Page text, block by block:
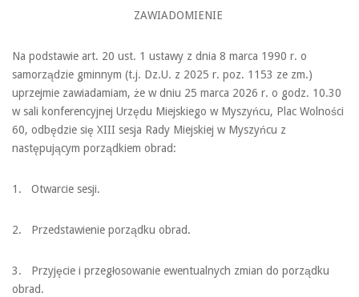
ZAWIADOMIENIE
Na podstawie art. 20 ust. 1 ustawy z dnia 8 marca 1990 r. o
samorządzie gminnym (t.j. Dz.U. z 2025 r. poz. 1153 ze zm.)
uprzejmie zawiadamiam, że w dniu 25 marca 2026 r. o godz. 10.30
w sali konferencyjnej Urzędu Miejskiego w Myszyńcu, Plac Wolności
60, odbędzie się XIII sesja Rady Miejskiej w Myszyńcu z
następującym porządkiem obrad:
1. Otwarcie sesji.
2. Przedstawienie porządku obrad.
3. Przyjęcie i przegłosowanie ewentualnych zmian do porządku
obrad.